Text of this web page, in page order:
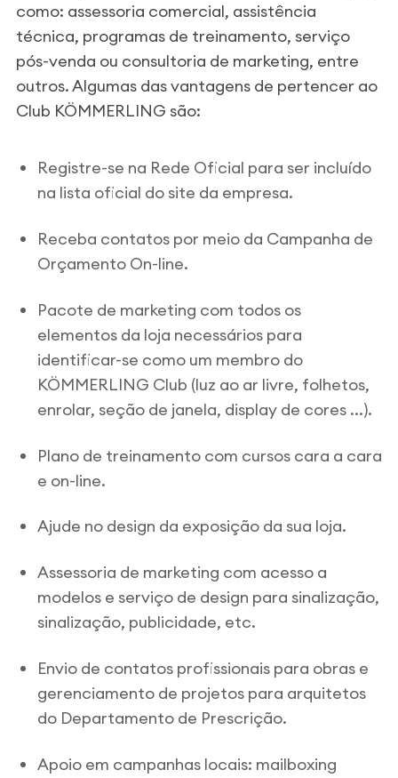
como: assessoria comercial, assistência
técnica, programas de treinamento, serviço
pós-venda ou consultoria de marketing, entre
outros. Algumas das vantagens de pertencer ao
Club KÖMMERLING são:
Registre-se na Rede Oficial para ser incluído
na lista oficial do site da empresa.
Receba contatos por meio da Campanha de
Orçamento On-line.
Pacote de marketing com todos os
elementos da loja necessários para
identificar-se como um membro do
KÖMMERLING Club (luz ao ar livre, folhetos,
enrolar, seção de janela, display de cores ...).
Plano de treinamento com cursos cara a cara
e on-line.
Ajude no design da exposição da sua loja.
Assessoria de marketing com acesso a
modelos e serviço de design para sinalização,
sinalização, publicidade, etc.
Envio de contatos profissionais para obras e
gerenciamento de projetos para arquitetos
do Departamento de Prescrição.
Apoio em campanhas locais: mailboxing